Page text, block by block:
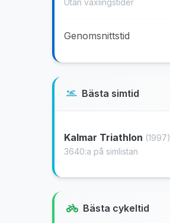
Utan växlingstider
Genomsnittstid
Bästa simtid
Kalmar Triathlon (1997)
3640:a på simlistan
Bästa cykeltid